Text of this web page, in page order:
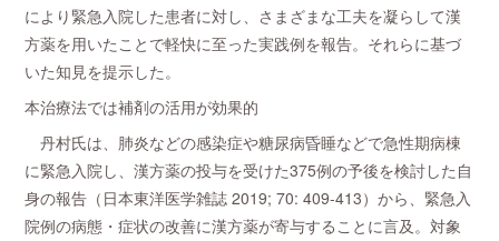
により緊急入院した患者に対し、さまざまな工夫を凝らして漢
方薬を用いたことで軽快に至った実践例を報告。それらに基づ
いた知見を提示した。
本治療法では補剤の活用が効果的
丹村氏は、肺炎などの感染症や糖尿病昏睡などで急性期病棟
に緊急入院し、漢方薬の投与を受けた375例の予後を検討した自
身の報告（日本東洋医学雑誌 2019; 70: 409-413）から、緊急入
院例の病態・症状の改善に漢方薬が寄与することに言及。対象